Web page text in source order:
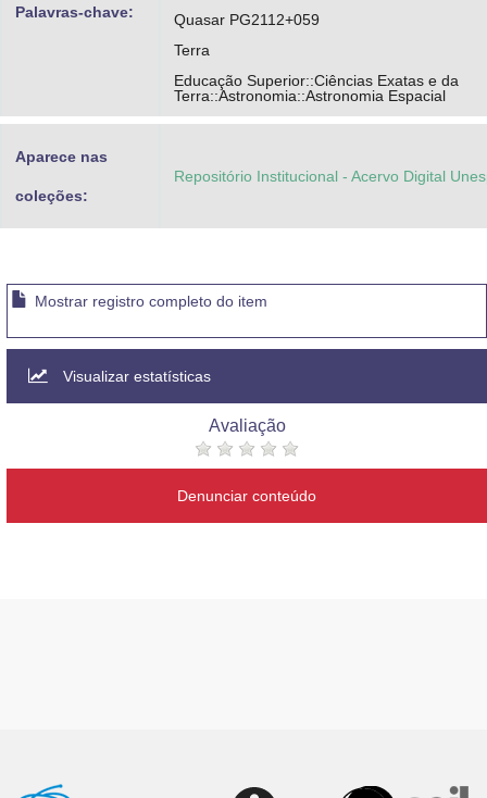
Palavras-chave:
Quasar PG2112+059
Terra
Educação Superior::Ciências Exatas e da
Terra::Astronomia::Astronomia Espacial
Aparece nas
coleções:
Repositório Institucional - Acervo Digital
Mostrar registro completo do item
Visualizar estatísticas
Avaliação
Denunciar conteúdo